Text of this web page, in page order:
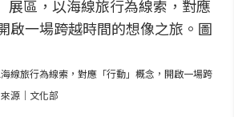
海線旅行為線索，對應「行動」概念，開啟一場跨
源｜文化部